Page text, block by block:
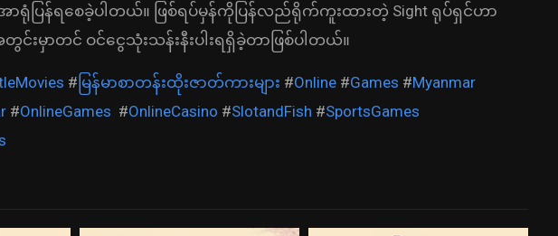
အာရုံပြန်ရစေခဲ့ပါတယ်။ ဖြစ်ရပ်မှန်ကိုပြန်လည်ရိုက်ကူးထားတဲ့ Sight ရုပ်ရှင်ဟာ
းမှာတင် ဝင်ငွေသုံးသန်းနီးပါးရရှိခဲ့တာဖြစ်ပါတယ်။
# မြန်မာစာတန်းထိုးဇာတ်ကားများ #Online #Games #Myanmar
#OnlineGames #OnlineCasino #SlotandFish #SportsGames